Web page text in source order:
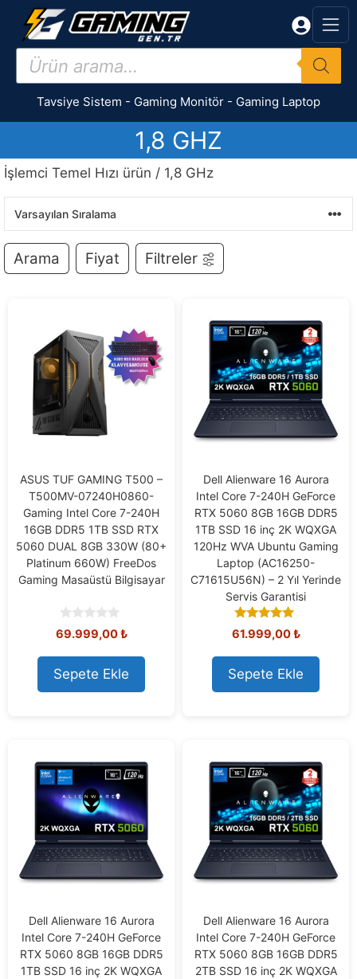
İçeriğe
Products
search
Tavsiye Sistem - Gaming Monitör - Gaming Laptop
1,8 GHZ
İşlemci Temel Hızı ürün / 1,8 GHz
Arama Fiyat Filtreler
ASUS TUF GAMING T500 –
T500MV-07240H0860-
Gaming Intel Core 7-240H
16GB DDR5 1TB SSD RTX
5060 DUAL 8GB 330W (80+
Platinum 660W) FreeDos
Gaming Masaüstü Bilgisayar
0
o
u
t
o
f
69.999,00₺
Sepete Ekle
Dell Alienware 16 Aurora
Intel Core 7-240H GeForce
RTX 5060 8GB 16GB DDR5
1TB SSD 16 inç 2K WQXGA
120Hz WVA Ubuntu Gaming
Laptop (AC16250-
C71615U56N) – 2 Yıl Yerinde
Servis Garantisi
5.00
out of 5
61.999,00₺
Sepete Ekle
Dell Alienware 16 Aurora
Intel Core 7-240H GeForce
RTX 5060 8GB 16GB DDR5
1TB SSD 16 inç 2K WQXGA
Dell Alienware 16 Aurora
Intel Core 7-240H GeForce
RTX 5060 8GB 16GB DDR5
2TB SSD 16 inç 2K WQXGA